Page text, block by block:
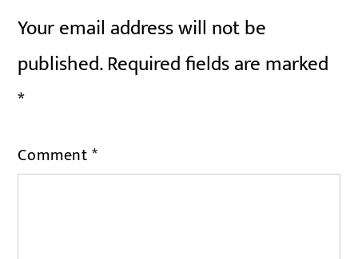
Your email address will not be
published.Required fields are marked
*
Comment*